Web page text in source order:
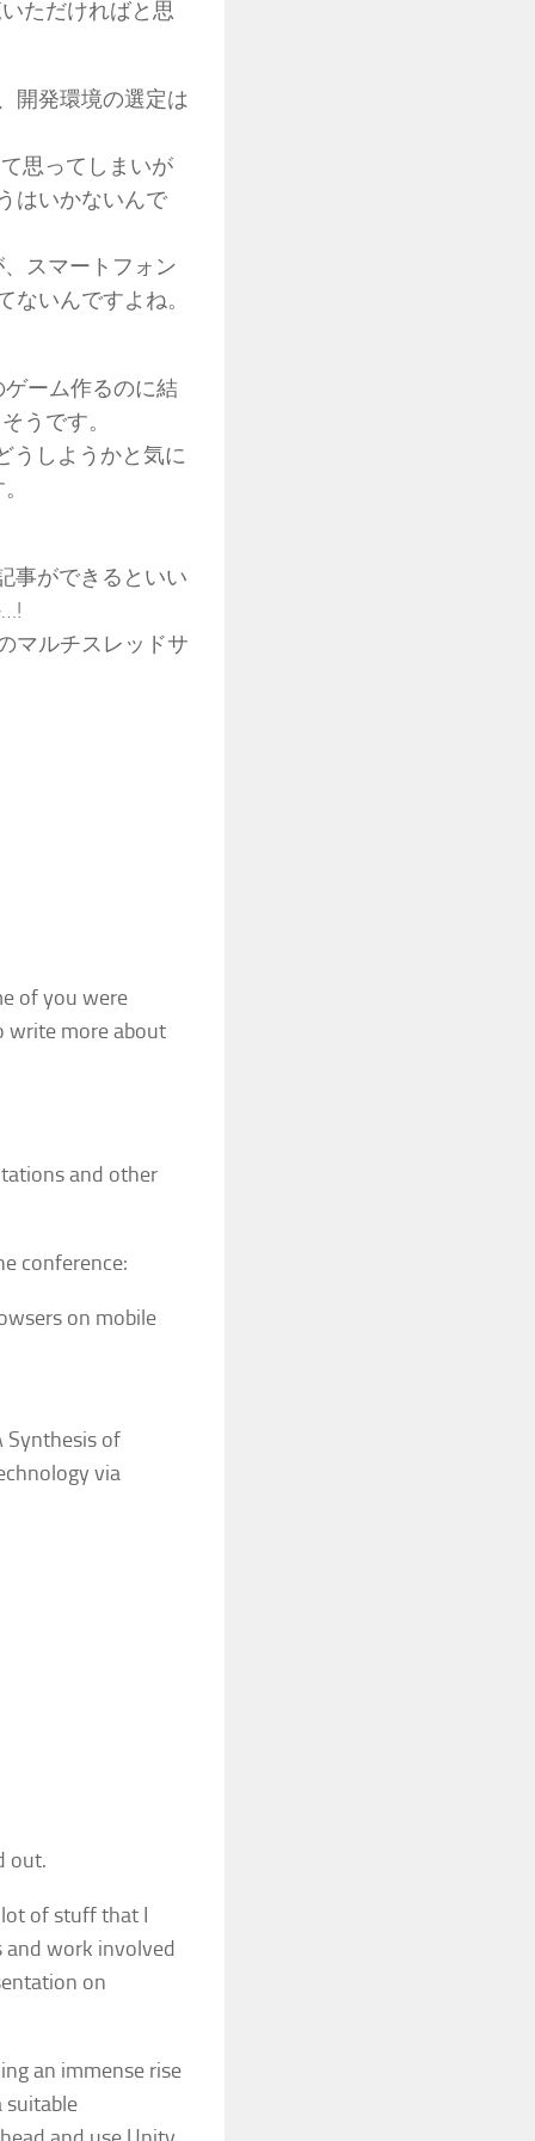
ただければと思
開発環境の選定は
思ってしまいが
はいかないんで
スマートフォン
いんですよね。
ーム作るのに結
うです。
うしようかと気に
事ができるといい
マルチスレッドサ
of you were
write more about
and other
conference:
on mobile
Synthesis of
via
out.
of stuff that I
and work involved
on
an immense rise
suitable